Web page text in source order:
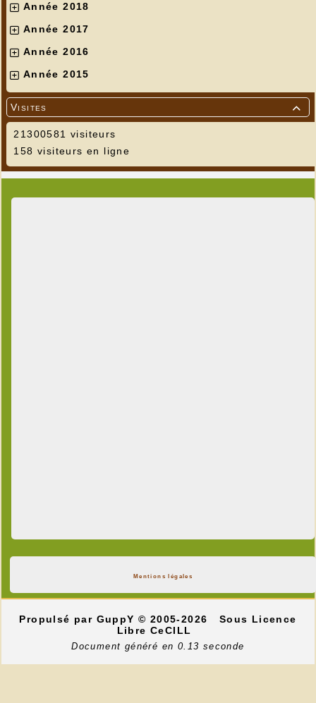
Année 2018
Année 2017
Année 2016
Année 2015

Visites
21300581 visiteurs
158 visiteurs en ligne
Mentions légales
Propulsé par GuppY© 2005-2026
Sous Licence
Libre CeCILL
Document généré en 0.13 seconde